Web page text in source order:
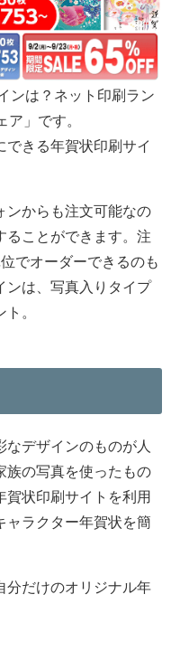
ンは？ネット印刷ラン
」です。
できる年賀状印刷サイ
ンからも注文可能なの
ることができます。注
でオーダーできるのも
ンは、写真入りタイプ
。
デザインのものが人
族の写真を使ったもの
賀状印刷サイトを利用
ャラクター年賀状を簡
分だけのオリジナル年